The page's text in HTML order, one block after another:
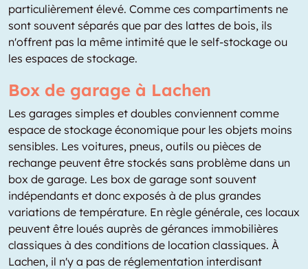
particulièrement élevé. Comme ces compartiments ne
sont souvent séparés que par des lattes de bois, ils
n'offrent pas la même intimité que le self-stockage ou
les espaces de stockage.
Box de garage à Lachen
Les garages simples et doubles conviennent comme
espace de stockage économique pour les objets moins
sensibles. Les voitures, pneus, outils ou pièces de
rechange peuvent être stockés sans problème dans un
box de garage. Les box de garage sont souvent
indépendants et donc exposés à de plus grandes
variations de température. En règle générale, ces locaux
peuvent être loués auprès de gérances immobilières
classiques à des conditions de location classiques. À
Lachen, il n'y a pas de réglementation interdisant